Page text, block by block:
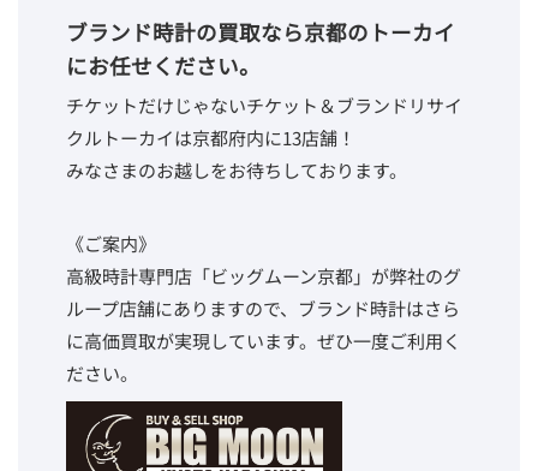
ブランド時計の買取なら京都のトーカイ
にお任せください。
チケットだけじゃないチケット＆ブランドリサイ
クルトーカイは京都府内に13店舗！
みなさまのお越しをお待ちしております。
《ご案内》
高級時計専門店「ビッグムーン京都」が弊社のグ
ループ店舗にありますので、ブランド時計はさら
に高価買取が実現しています。ぜひ一度ご利用く
ださい。